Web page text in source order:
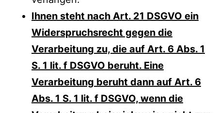
Ihnen steht nach Art. 21 DSGVO ein
Widerspruchsrecht gegen die
Verarbeitung zu, die auf Art. 6 Abs. 1
S. 1 lit. f DSGVO beruht. Eine
Verarbeitung beruht dann auf Art. 6
Abs. 1 S. 1 lit. f DSGVO, wenn die